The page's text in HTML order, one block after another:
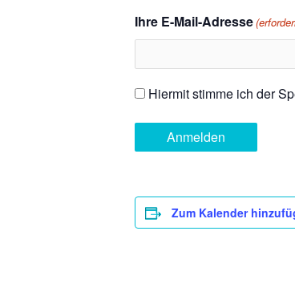
Ihre E-Mail-Adresse
Einwilligung
Hiermit stimme ich der
Zum Kalender